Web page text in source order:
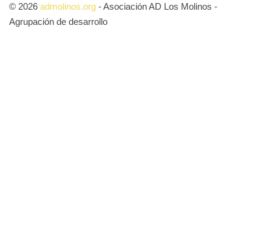
© 2026 admolinos.org - Asociación AD Los Molinos -
Agrupación de desarrollo